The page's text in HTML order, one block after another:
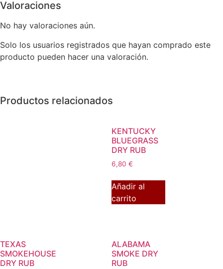
Valoraciones
No hay valoraciones aún.
Solo los usuarios registrados que hayan comprado este
producto pueden hacer una valoración.
Productos relacionados
KENTUCKY
BLUEGRASS
DRY RUB
6,80 €
Añadir al
carrito
TEXAS
SMOKEHOUSE
DRY RUB
ALABAMA
SMOKE DRY
RUB